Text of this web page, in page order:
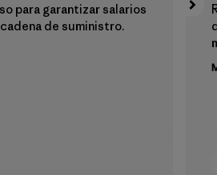
para garantizar salarios
de suministro.